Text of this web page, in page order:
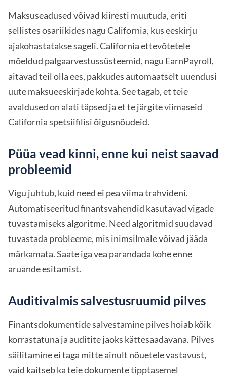
Maksuseadused võivad kiiresti muutuda, eriti
sellistes osariikides nagu California, kus eeskirju
ajakohastatakse sageli. California ettevõtetele
mõeldud palgaarvestussüsteemid, nagu EarnPayroll,
aitavad teil olla ees, pakkudes automaatselt uuendusi
uute maksueeskirjade kohta. See tagab, et teie
avaldused on alati täpsed ja et te järgite viimaseid
California spetsiifilisi õigusnõudeid.
Püüa vead kinni, enne kui neist saavad
probleemid
Vigu juhtub, kuid need ei pea viima trahvideni.
Automatiseeritud finantsvahendid kasutavad vigade
tuvastamiseks algoritme. Need algoritmid suudavad
tuvastada probleeme, mis inimsilmale võivad jääda
märkamata. Saate iga vea parandada kohe enne
aruande esitamist.
Auditivalmis salvestusruumid pilves
Finantsdokumentide salvestamine pilves hoiab kõik
korrastatuna ja auditite jaoks kättesaadavana. Pilves
säilitamine ei taga mitte ainult nõuetele vastavust,
vaid kaitseb ka teie dokumente tipptasemel